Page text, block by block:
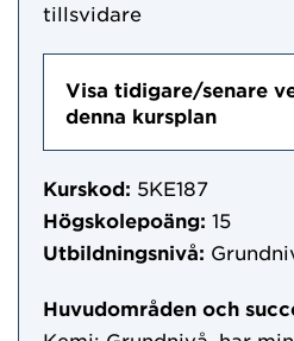
tillsvidare
Visa tidigare/senare
denna kursplan
Kurskod: 5KE187
Högskolepoäng: 15
Utbildningsnivå:
Huvudområden och